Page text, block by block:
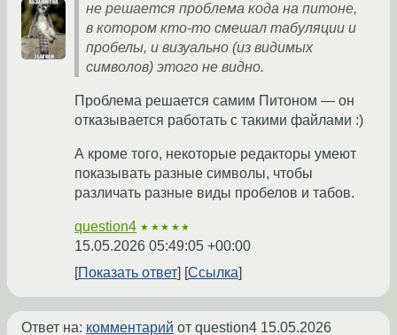
не решается проблема кода на питоне,
в котором кто-то смешал табуляции и
пробелы, и визуально (из видимых
символов) этого не видно.
Проблема решается самим Питоном — он
отказывается работать с такими файлами :)
А кроме того, некоторые редакторы умеют
показывать разные символы, чтобы
различать разные виды пробелов и табов.
question4 ★★★★★
15.05.2026 05:49:05 +00:00
Показать ответ
Ссылка
Ответ на: комментарий от question4 15.05.2026